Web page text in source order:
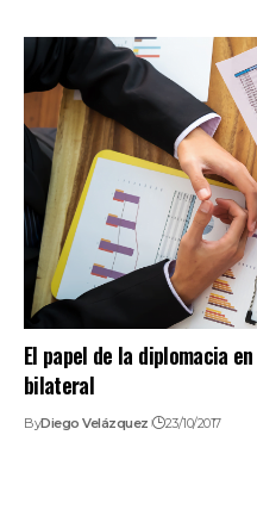
El papel de la diplomacia
bilateral
ByDiego Velázquez 23/10/2017